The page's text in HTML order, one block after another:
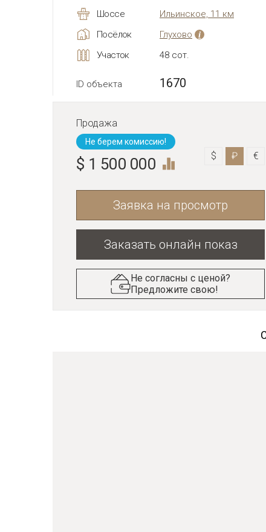
Шоссе
Ильинское, 11 км
Посёлок
Глухово i
Участок 48 сот.
ID объекта 1670
Продажа
Не берем комиссию!
$ 1 500 000 $ ₽ €
Заявка на просмотр
Заказать онлайн показ
Не согласны с ценой?
Предложите свою!